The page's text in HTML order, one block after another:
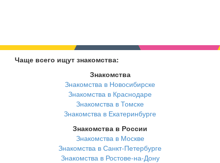
Чаще всего ищут знакомства:
Знакомства
Знакомства в Новосибирске
Знакомства в Краснодаре
Знакомства в Томске
Знакомства в Екатеринбурге
Знакомства в России
Знакомства в Москве
Знакомства в Санкт-Петербурге
Знакомства в Ростове-на-Дону